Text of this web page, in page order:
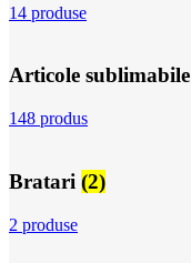
14 produse
Articole sublimabile
148 produs
Bratari (2)
2 produse